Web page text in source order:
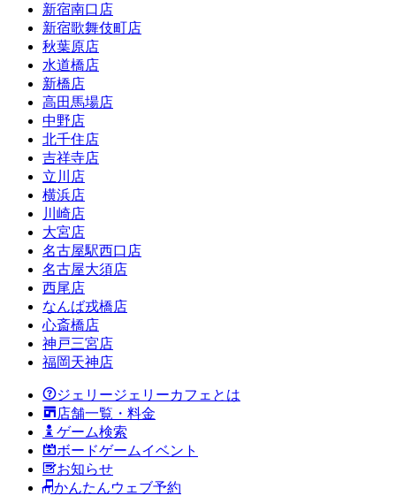
新宿南口店
新宿歌舞伎町店
秋葉原店
水道橋店
新橋店
高田馬場店
中野店
北千住店
吉祥寺店
立川店
横浜店
川崎店
大宮店
名古屋駅西口店
名古屋大須店
西尾店
なんば戎橋店
心斎橋店
神戸三宮店
福岡天神店
ジェリージェリーカフェとは
店舗一覧・料金
ゲーム検索
ボードゲームイベント
お知らせ
かんたんウェブ予約